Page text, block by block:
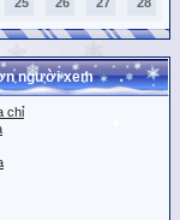
người xem
chỉ